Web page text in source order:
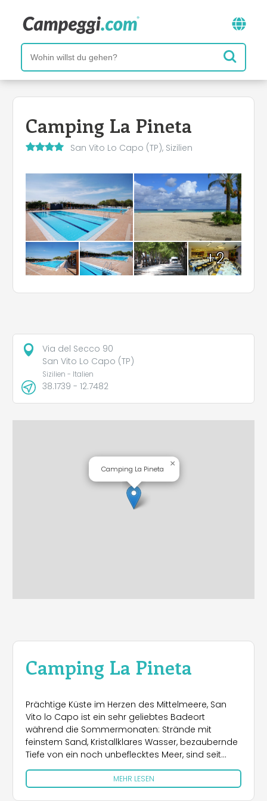
Camping La Pineta
San Vito Lo Capo (TP), Sizilien
+2
Camping La Pineta
Prächtige Küste im Herzen des Mittelmeere, San
Vito lo Capo ist ein sehr geliebtes Badeort
während die Sommermonaten: Strände mit
feinstem Sand, Kristallklares Wasser, bezaubernde
Tiefe von ein noch unbeflecktes Meer, sind seit
Jahren ausgewählte Ziele von die Touristen und
was sich sehr eignet um einen langen und
unbesorgten Urlaub zu verbringen.
MEHR LESEN
Via del Secco 90
San Vito Lo Capo (TP)
Sizilien - Italien
38.1739 - 12.7482
Camping La Pineta
×